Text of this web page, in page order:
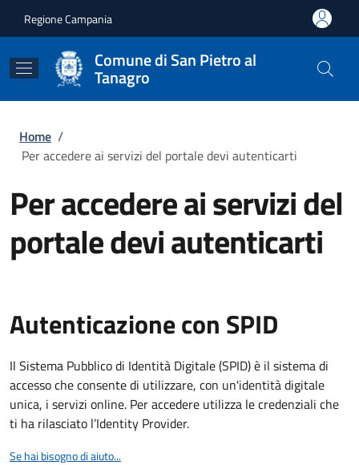
Regione Campania
Comune di San Pietro al
Tanagro
Briciole di pane
Home /
Per accedere ai servizi del portale devi autenticarti
Per accedere ai servizi del
portale devi autenticarti
Autenticazione con SPID
Il Sistema Pubblico di Identità Digitale (SPID) è il sistema di
accesso che consente di utilizzare, con un'identità digitale
unica, i servizi online. Per accedere utilizza le credenziali che
ti ha rilasciato l’Identity Provider.
Se hai bisogno di aiuto...